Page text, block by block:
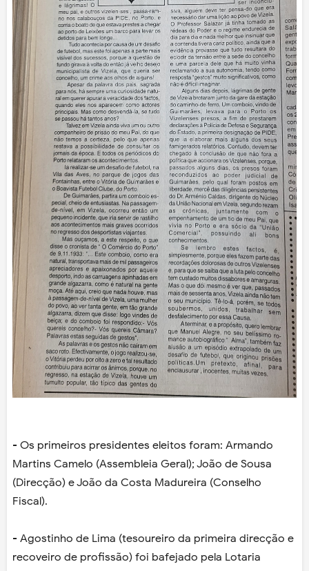
- Os primeiros presidentes eleitos foram: Armando
Martins Camelo (Assembleia Geral); João de Sousa
(Direcção) e João da Costa Madureira (Conselho
Fiscal).
- Agostinho de Lima (tesoureiro da primeira direcção e
recoveiro de profissão) foi bafejado pela Lotaria